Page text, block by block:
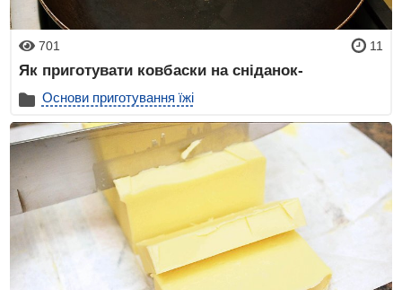
701 11
Як приготувати ковбаски на сніданок-
Основи приготування їжі